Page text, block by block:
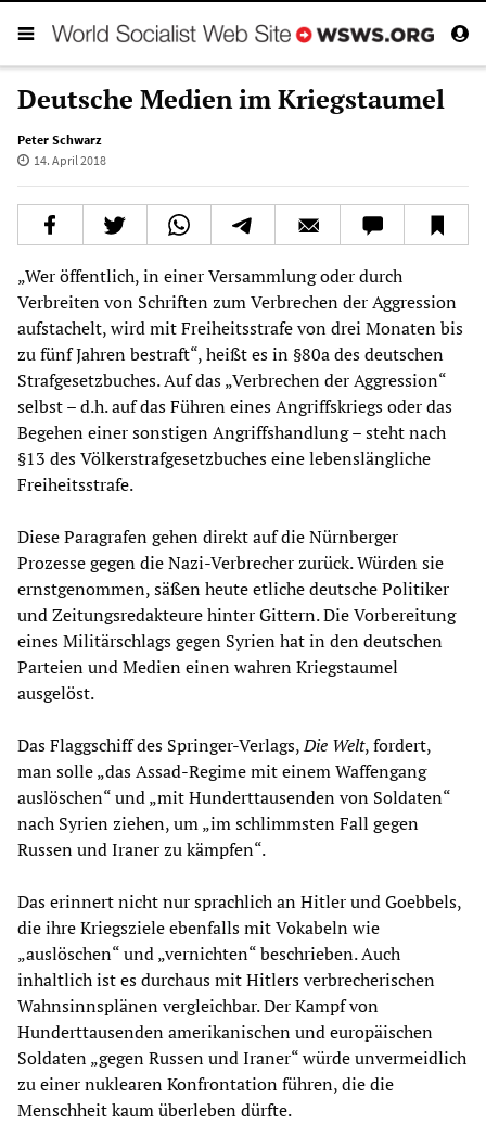
Deutsche Medien im Kriegstaumel
Peter Schwarz
14. April 2018
„Wer öffentlich, in einer Versammlung oder durch
Verbreiten von Schriften zum Verbrechen der Aggression
aufstachelt, wird mit Freiheitsstrafe von drei Monaten bis
zu fünf Jahren bestraft“, heißt es in §80a des deutschen
Strafgesetzbuches. Auf das „Verbrechen der Aggression“
selbst – d.h. auf das Führen eines Angriffskriegs oder das
Begehen einer sonstigen Angriffshandlung – steht nach
§13 des Völkerstrafgesetzbuches eine lebenslängliche
Freiheitsstrafe.
Diese Paragrafen gehen direkt auf die Nürnberger
Prozesse gegen die Nazi-Verbrecher zurück. Würden sie
ernstgenommen, säßen heute etliche deutsche Politiker
und Zeitungsredakteure hinter Gittern. Die Vorbereitung
eines Militärschlags gegen Syrien hat in den deutschen
Parteien und Medien einen wahren Kriegstaumel
ausgelöst.
Das Flaggschiff des Springer-Verlags,Die Welt, fordert,
man solle „das Assad-Regime mit einem Waffengang
auslöschen“ und „mit Hunderttausenden von Soldaten“
nach Syrien ziehen, um „im schlimmsten Fall gegen
Russen und Iraner zu kämpfen“.
Das erinnert nicht nur sprachlich an Hitler und Goebbels,
die ihre Kriegsziele ebenfalls mit Vokabeln wie
„auslöschen“ und „vernichten“ beschrieben. Auch
inhaltlich ist es durchaus mit Hitlers verbrecherischen
Wahnsinnsplänen vergleichbar. Der Kampf von
Hunderttausenden amerikanischen und europäischen
Soldaten „gegen Russen und Iraner“ würde unvermeidlich
zu einer nuklearen Konfrontation führen, die die
Menschheit kaum überleben dürfte.